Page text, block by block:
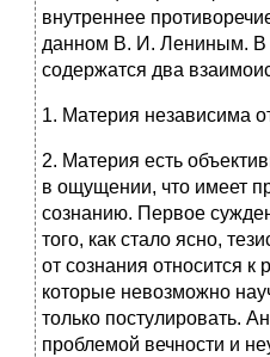
внутреннее
данном В. И. Лениным. В
содержатся два
1. Материя независима
2. Материя есть
в ощущении, что имеет
сознанию. Первое
того, как стало ясно,
от сознания относится к
которые невозможно
только постулировать.
проблемой вечности и